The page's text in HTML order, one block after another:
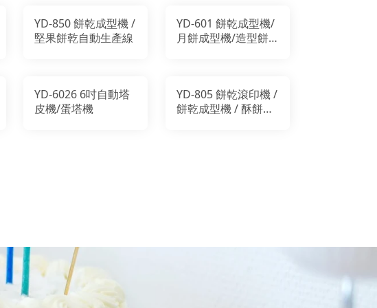
YD-850 餅乾成型機 /
堅果餅乾自動生產線
YD-601 餅乾成型機/
月餅成型機/造型餅
YD-6026 6吋自動塔
皮機/蛋塔機
YD-805 餅乾滾印機 /
餅乾成型機 / 酥餅機